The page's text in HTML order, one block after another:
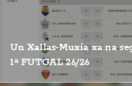
Un Xallas-Muxía xa na
1ª FUTGAL 26/26